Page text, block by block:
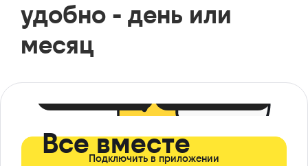
удобно - день или
месяц
Все вместе
Подключить в приложении